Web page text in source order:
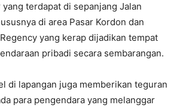
terdapat di sepanjang Jalan
di area Pasar Kordon dan
yang kerap dijadikan tempat
pribadi secara sembarangan.
di lapangan juga memberikan teguran
para pengendara yang melanggar